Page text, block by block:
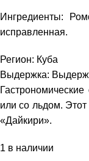
Ингредиенты:
исправленная.
Регион: Куба
Выдержка:
или со льдом.
«Дайкири».
1 в наличии